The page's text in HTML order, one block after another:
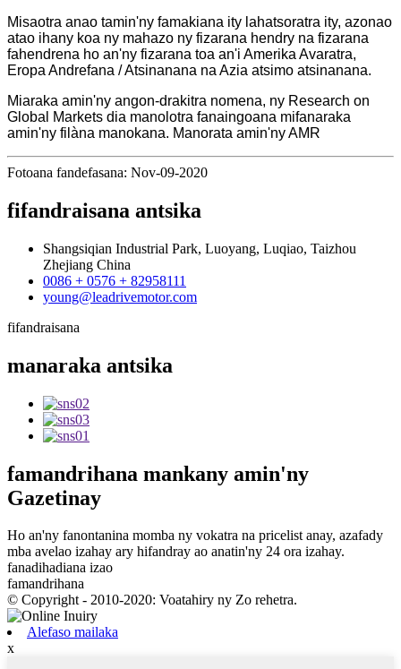
Misaotra anao tamin'ny famakiana ity lahatsoratra ity, azonao
atao ihany koa ny mahazo ny fizarana hendry na fizarana
fahendrena ho an'ny fizarana toa an'i Amerika Avaratra,
Eropa Andrefana / Atsinanana na Azia atsimo atsinanana.
Miaraka amin'ny angon-drakitra nomena, ny Research on
Global Markets dia manolotra fanaingoana mifanaraka
amin'ny filàna manokana. Manorata amin'ny AMR
Fotoana fandefasana: Nov-09-2020
fifandraisana antsika
Shangsiqian Industrial Park, Luoyang, Luqiao, Taizhou
Zhejiang China
0086 + 0576 + 82958111
young@leadrivemotor.com
fifandraisana
manaraka antsika
famandrihana mankany amin'ny
Gazetinay
Ho an'ny fanontanina momba ny vokatra na pricelist anay, azafady
mba avelao izahay ary hifandray ao anatin'ny 24 ora izahay.
fanadihadiana izao
famandrihana
© Copyright - 2010-2020: Voatahiry ny Zo rehetra.
Alefaso mailaka
x